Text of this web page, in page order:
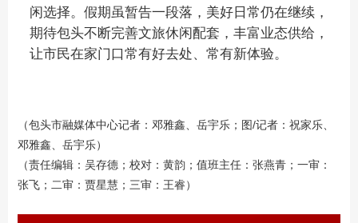
闲选择。假期虽暂告一段落，美好日常仍在继续，
期待包头不断完善文旅休闲配套，丰富业态供给，
让市民在家门口常有好去处、常有新体验。
（包头市融媒体中心记者：邓雅鑫、岳宇乐；图/记者：祝家乐、
邓雅鑫、岳宇乐）
（责任编辑：吴存德；校对：黄韵；值班主任：张燕青；一审：
张飞；二审：贾星慧；三审：王睿）